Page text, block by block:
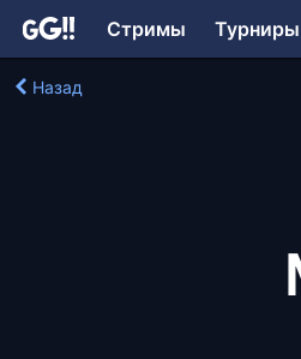
Стримы Турниры
Назад